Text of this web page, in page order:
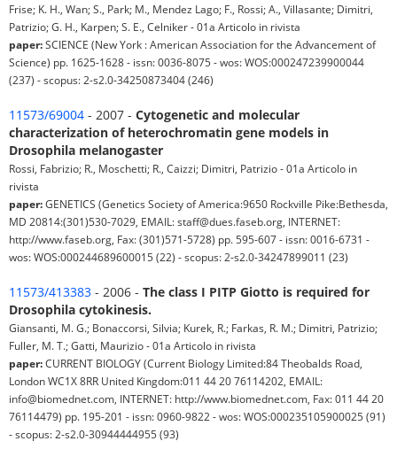
Frise; K. H., Wan; S., Park; M., Mendez Lago; F., Rossi; A., Villasante; Dimitri,
Patrizio; G. H., Karpen; S. E., Celniker - 01a Articolo in rivista
paper:SCIENCE (New York : American Association for the Advancement of
Science) pp. 1625-1628 - issn: 0036-8075 - wos: WOS:000247239900044
(237) - scopus: 2-s2.0-34250873404 (246)
11573/69004 - 2007 - Cytogenetic and molecular
characterization of heterochromatin gene models in
Drosophila melanogaster
Rossi, Fabrizio; R., Moschetti; R., Caizzi; Dimitri, Patrizio - 01a Articolo in
rivista
paper:GENETICS (Genetics Society of America:9650 Rockville Pike:Bethesda,
MD 20814:(301)530-7029, EMAIL: staff@dues.faseb.org, INTERNET:
http://www.faseb.org, Fax: (301)571-5728) pp. 595-607 - issn: 0016-6731 -
wos: WOS:000244689600015 (22) - scopus: 2-s2.0-34247899011 (23)
11573/413383 - 2006 - The class I PITP Giotto is required for
Drosophila cytokinesis.
Giansanti, M. G.; Bonaccorsi, Silvia; Kurek, R.; Farkas, R. M.; Dimitri, Patrizio;
Fuller, M. T.; Gatti, Maurizio - 01a Articolo in rivista
paper:CURRENT BIOLOGY (Current Biology Limited:84 Theobalds Road,
London WC1X 8RR United Kingdom:011 44 20 76114202, EMAIL:
info@biomednet.com, INTERNET: http://www.biomednet.com, Fax: 011 44 20
76114479) pp. 195-201 - issn: 0960-9822 - wos: WOS:000235105900025 (91)
- scopus: 2-s2.0-30944444955 (93)